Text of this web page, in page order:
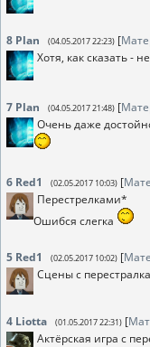
8 Plan (04.05.2017 22:23) [
Хотя, как сказать -
7 Plan (04.05.2017 21:48) [
Очень даже
6 Red1 (02.05.2017 10:03) [
Перестрелками*
Ошибся слегка
5 Red1 (02.05.2017 10:02) [
Сцены с
4 Liotta (01.05.2017 22:31) [
Актёрская игра с